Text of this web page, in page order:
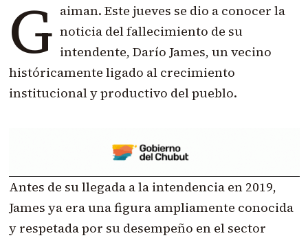
G aiman. Este jueves se dio a conocer la
noticia del fallecimiento de su
intendente, Darío James, un vecino
históricamente ligado al crecimiento
institucional y productivo del pueblo.
Antes de su llegada a la intendencia en 2019,
James ya era una figura ampliamente conocida
y respetada por su desempeño en el sector